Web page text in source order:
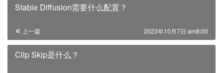
Stable Diffusion需要什么配置？
上一篇 2023年10月7日 am8:00
Clip Skip是什么？